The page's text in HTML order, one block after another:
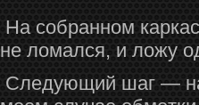
На собранном
не ломался, и ложу
Следующий шаг —